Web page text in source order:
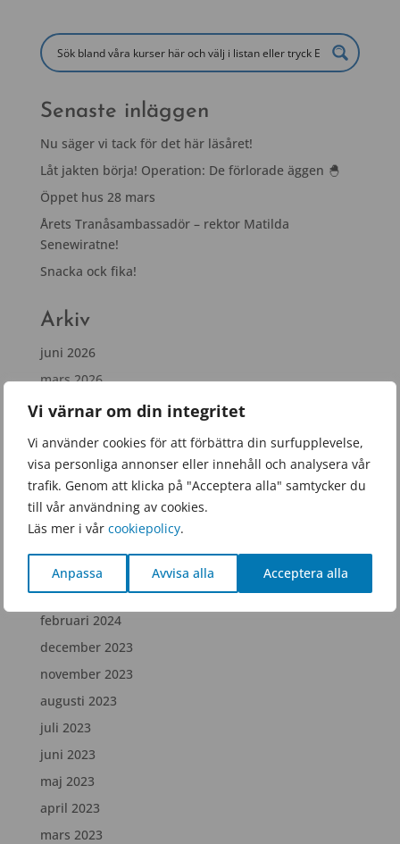
Vi värnar om din integritet
Vi använder cookies för att förbättra din surfupplevelse,
visa personliga annonser eller innehåll och analysera vår
trafik. Genom att klicka på "Acceptera alla" samtycker du
till vår användning av cookies.
Läs mer i vår cookiepolicy.
Anpassa Avvisa alla Acceptera alla
Senaste inläggen
Nu säger vi tack för det här läsåret!
Låt jakten börja! Operation: De förlorade äggen 🐣
Öppet hus 28 mars
Årets Tranåsambassadör – rektor Matilda
Senewiratne!
Snacka ock fika!
Arkiv
juni 2026
mars 2026
januari 2026
september 2025
juni 2025
februari 2025
juli 2024
april 2024
februari 2024
december 2023
november 2023
augusti 2023
juli 2023
juni 2023
maj 2023
april 2023
mars 2023